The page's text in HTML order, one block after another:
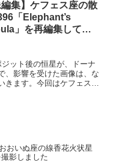
編集】ケフェス座の散
「Elephant’s
」を再編集してみ
ット後の恒星が、ドーナ
、影響を受けた画像は、な
ます。今回はケフェス座
おいぬ座の線香花火状星
影しました